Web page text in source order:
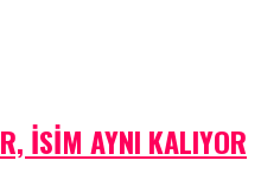
İSİM AYNI KALIYOR